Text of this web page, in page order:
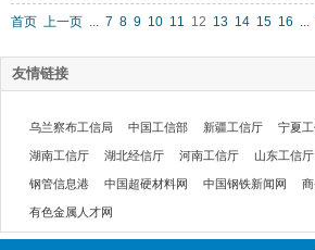
首页 上一页 ... 7 8 9 10 11 12 13 14 15 16 ...
友情链接
乌兰察布工信局 中国工信部 新疆工信厅 宁夏
湖南工信厅 湖北经信厅 河南工信厅 山东工信厅
钢管信息港 中国超硬材料网 中国钢铁新闻网
有色金属人才网